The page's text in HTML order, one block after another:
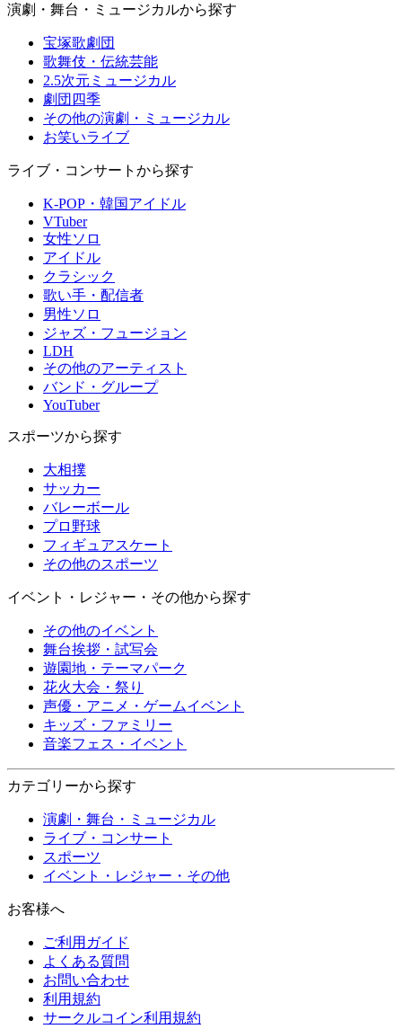
演劇・舞台・ミュージカルから探す
宝塚歌劇団
歌舞伎・伝統芸能
2.5次元ミュージカル
劇団四季
その他の演劇・ミュージカル
お笑いライブ
ライブ・コンサートから探す
K-POP・韓国アイドル
VTuber
女性ソロ
アイドル
クラシック
歌い手・配信者
男性ソロ
ジャズ・フュージョン
LDH
その他のアーティスト
バンド・グループ
YouTuber
スポーツから探す
大相撲
サッカー
バレーボール
プロ野球
フィギュアスケート
その他のスポーツ
イベント・レジャー・その他から探す
その他のイベント
舞台挨拶・試写会
遊園地・テーマパーク
花火大会・祭り
声優・アニメ・ゲームイベント
キッズ・ファミリー
音楽フェス・イベント
カテゴリーから探す
演劇・舞台・ミュージカル
ライブ・コンサート
スポーツ
イベント・レジャー・その他
お客様へ
ご利用ガイド
よくある質問
お問い合わせ
利用規約
サークルコイン利用規約